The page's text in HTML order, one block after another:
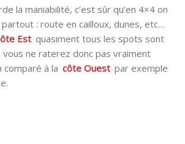
la maniabilité, c’est sûr qu’en 4×4 on
: route en cailloux, dunes, etc…
Est quasiment tous les spots sont
vous ne raterez donc pas vraiment
comparé à la côte Ouest par exemple